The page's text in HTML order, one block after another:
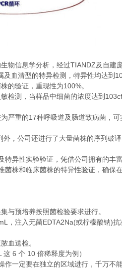
物信息学分析，经过TIANDZ及自建
血清型的特异检测，特异性均达到
的验证，重现性为100%。
检测，当样品中细菌的浓度达到
严重的17种呼吸道及肠道致病菌，
外，公司还进行了大量菌株的序列破
特异性实验验证，凭借公司拥有的丰
菌株和临床菌株的特异性验证，确保
与预培养按照菌检验要求进行。
，注入无菌EDTA2Na(或柠檬酸钠)抗
血送检。
这 6 个 10 倍稀释度为例）
作一定要在独立的区域进行，千万不